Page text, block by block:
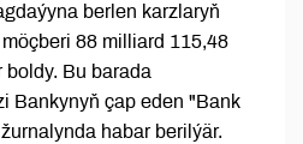
berlen karzlaryň
88 milliard 115,48
Bu barada
Bankynyň çap eden "Bank
habar berilýär.